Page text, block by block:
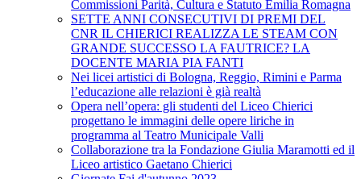
Commissioni Parità, Cultura e Statuto Emilia Romagna
SETTE ANNI CONSECUTIVI DI PREMI DEL
CNR IL CHIERICI REALIZZA LE STEAM CON
GRANDE SUCCESSO LA FAUTRICE? LA
DOCENTE MARIA PIA FANTI
Nei licei artistici di Bologna, Reggio, Rimini e Parma
l’educazione alle relazioni è già realtà
Opera nell’opera: gli studenti del Liceo Chierici
progettano le immagini delle opere liriche in
programma al Teatro Municipale Valli
Collaborazione tra la Fondazione Giulia Maramotti ed il
Liceo artistico Gaetano Chierici